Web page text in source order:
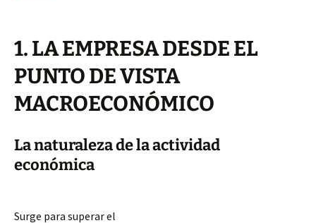
1. LA EMPRESA DESDE EL
PUNTO DE VISTA
MACROECONÓMICO
La naturaleza de la actividad
económica
Surge para superar el